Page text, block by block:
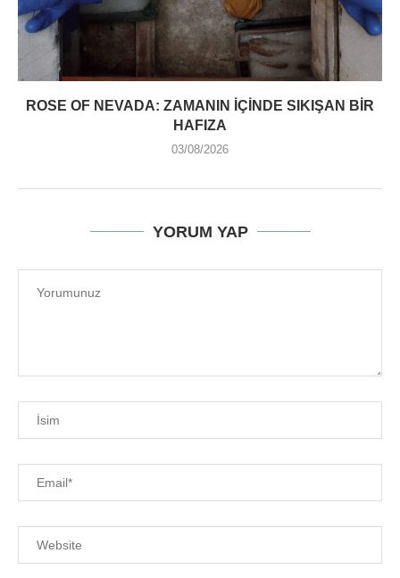
ROSE OF NEVADA: ZAMANIN İÇINDE SIKIŞAN BIR
HAFIZA
03/08/2026
YORUM YAP